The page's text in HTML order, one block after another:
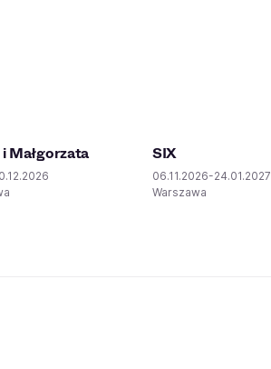
Małgorzata SIX
06.11.2026-24.01.2027
Warszawa